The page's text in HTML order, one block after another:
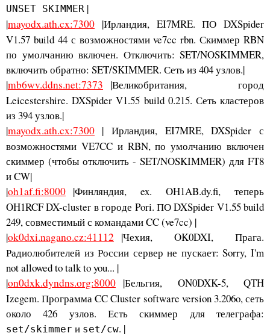
UNSET SKIMMER |
|mayodx.ath.cx:7300 |Ирландия, EI7MRE. ПО DXSpider
V1.57 build 44 с возможностями ve7cc rbn. Скиммер RBN
по умолчанию включен. Отключить: SET/NOSKIMMER,
включить обратно: SET/SKIMMER. Сеть из 404 узлов.|
|mb6wv.ddns.net:7373
|Великобритания, город
Leicestershire. DXSpider V1.55 build 0.215. Сеть кластеров
из 394 узлов.|
|mayodx.ath.cx:7300 | Ирландия, EI7MRE, DXSpider с
возможностями VE7CC и RBN, по умолчанию включен
скиммер (чтобы отключить - SET/NOSKIMMER) для FT8
и CW|
|oh1af.fi:8000 |Финляндия, ex. OH1AB.dy.fi, теперь
OH1RCF DX-cluster в городе Pori. ПО DXSpider V1.55 build
249, совместимый с командами CC (ve7cc) |
|ok0dxi.nagano.cz:41112 |Чехия, OK0DXI, Прага.
Радиолюбителей из России сервер не пускает: Sorry, I'm
not allowed to talk to you... |
|on0dxk.dyndns.org:8000 |Бельгия, ON0DXK-5, QTH
Izegem. Программа CC Cluster software version 3.206o, сеть
около 426 узлов. Есть скиммер для телеграфа:
set/skimmer и set/cw. |